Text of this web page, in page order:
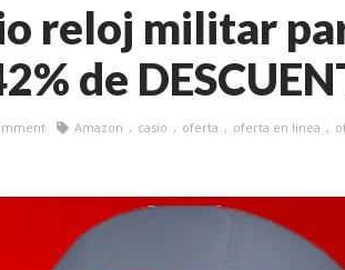
reloj militar
de
Amazon casio oferta oferta en linea